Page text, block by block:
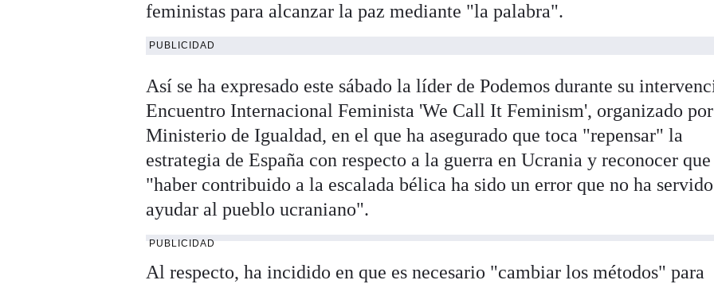
feministas para alcanzar la paz mediante "la palabra".
PUBLICIDAD
Así se ha expresado este sábado la líder de Podemos durante su
Encuentro Internacional Feminista 'We Call It Feminism', organizado
Ministerio de Igualdad, en el que ha asegurado que toca "repensar" la
estrategia de España con respecto a la guerra en Ucrania y reconocer que
"haber contribuido a la escalada bélica ha sido un error que no ha
ayudar al pueblo ucraniano".
PUBLICIDAD
Al respecto, ha incidido en que es necesario "cambiar los métodos" para